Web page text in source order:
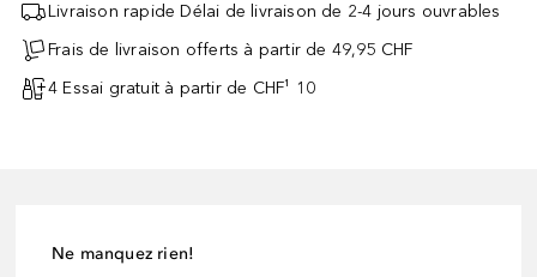
Livraison rapide Délai de livraison de 2-4 jours ouvrables
Frais de livraison offerts à partir de 49,95 CHF
4 Essai gratuit à partir de CHF¹ 10
Ne manquez rien!